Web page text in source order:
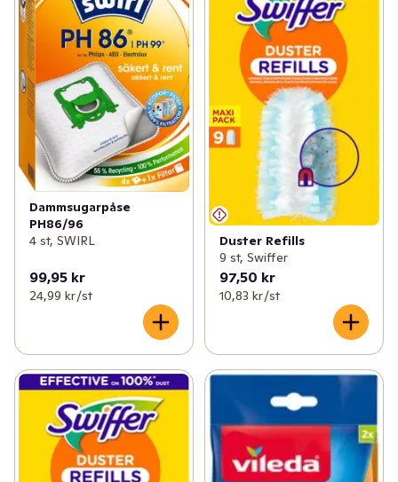
Dammsugarpåse
PH86/96
4 st, SWIRL
99,95 kr
24,99 kr /st
Duster Refills
9 st, Swiffer
97,50 kr
10,83 kr /st